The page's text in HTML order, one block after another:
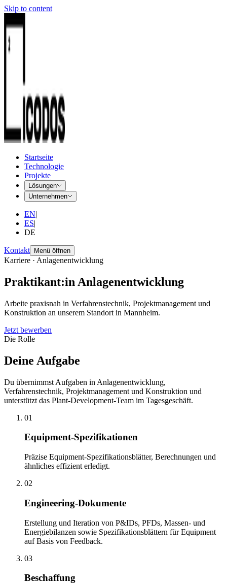
Skip to content
Startseite
Technologie
Projekte
Lösungen
Unternehmen
EN|
ES|
DE
Kontakt Menü öffnen
Karriere · Anlagenentwicklung
Praktikant:in Anlagenentwicklung
Arbeite praxisnah in Verfahrenstechnik, Projektmanagement und
Konstruktion an unserem Standort in Mannheim.
Jetzt bewerben
Die Rolle
Deine Aufgabe
Du übernimmst Aufgaben in Anlagenentwicklung,
Verfahrenstechnik, Projektmanagement und Konstruktion und
unterstützt das Plant-Development-Team im Tagesgeschäft.
01
Equipment-Spezifikationen
Präzise Equipment-Spezifikationsblätter, Berechnungen und
ähnliches effizient erledigt.
02
Engineering-Dokumente
Erstellung und Iteration von P&IDs, PFDs, Massen- und
Energiebilanzen sowie Spezifikationsblättern für Equipment
auf Basis von Feedback.
03
Beschaffung